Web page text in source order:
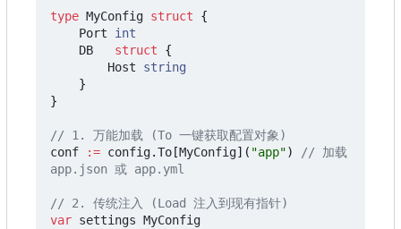
type MyConfig struct
{
Port
int
DB
struct
{
Host
string
}
}
// 1. 万能加载 (To 一键获取配置对象)
conf
:= config.To [MyConfig]( "app")
// 加载
app.json 或 app.yml
// 2. 传统注入 (Load 注入到现有指针)
var settings MyConfig